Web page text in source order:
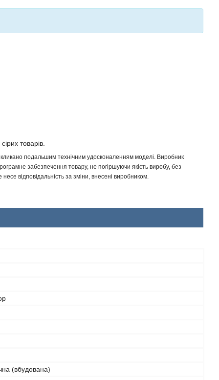
товарів.
подальшим технічним удосконаленням моделі. Виробник
забезпечення товару, не погіршуючи якість виробу, без
відповідальність за зміни, внесені виробником.
(вбудована)